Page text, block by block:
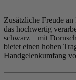
Zusätzliche Freude
das hochwertig
schwarz – mit
bietet einen hohen
Handgelenkumfang